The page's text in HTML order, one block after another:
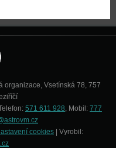
organizace, Vsetínská 78, 757
571 611 928, Mobil: 777
cookies | Vyrobil: